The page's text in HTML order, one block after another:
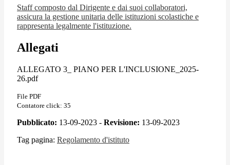
Staff composto dal Dirigente e dai suoi collaboratori,
assicura la gestione unitaria delle istituzioni scolastiche e
rappresenta legalmente l'istituzione.
Allegati
ALLEGATO 3_ PIANO PER L'INCLUSIONE_2025-
26.pdf
File PDF
Contatore click: 35
Pubblicato: 13-09-2023 - Revisione: 13-09-2023
Tag pagina: Regolamento d'istituto